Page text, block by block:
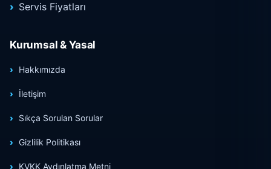
Servis Fiyatları
Kurumsal & Yasal
Hakkımızda
İletişim
Sıkça Sorulan Sorular
Gizlilik Politikası
KVKK Aydınlatma Metni